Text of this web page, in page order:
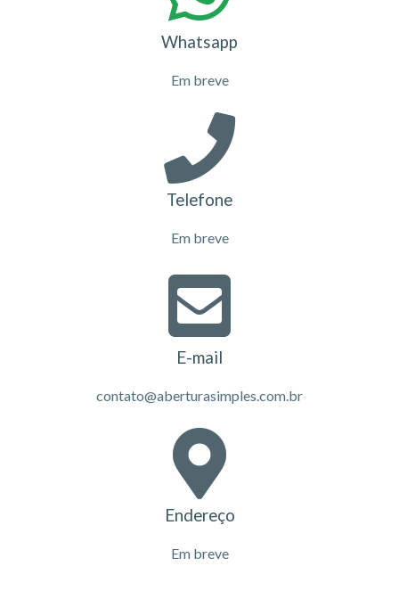
Whatsapp
Em breve
Telefone
Em breve
E-mail
contato@aberturasimples.com.br
Endereço
Em breve